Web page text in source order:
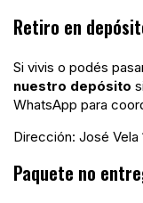
Retiro en
Si vivis o podés
nuestro depósito
WhatsApp para
Dirección: José Vela
Paquete no